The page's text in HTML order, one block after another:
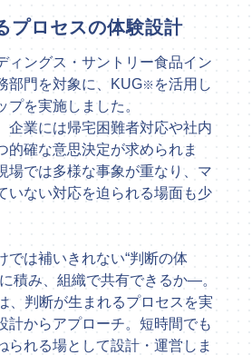
プロセスの体験設計
ィングス・サントリー食品イン
部門を対象に、KUG※ を活用し
プを実施しました。
企業には帰宅困難者対応や社内
的確な意思決定が求められま
場では多様な事象が重なり、マ
いない対応を迫られる場面も少
では補いきれない“判断の体
積み、組織で共有できるか―。
、判断が生まれるプロセスを実
計からアプローチ。短時間でも
られる場として設計・運営しま